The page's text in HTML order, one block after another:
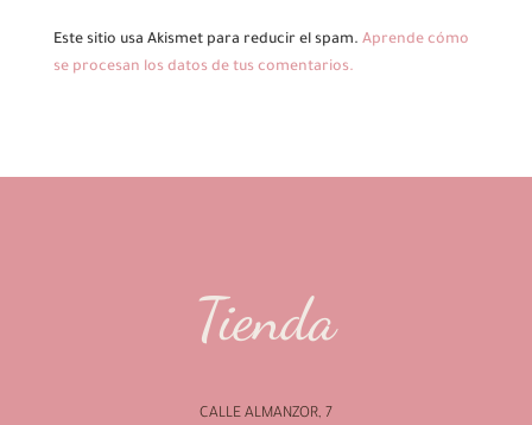
Este sitio usa Akismet para reducir el spam. Aprende cómo
se procesan los datos de tus comentarios.
Tienda
CALLE ALMANZOR, 7